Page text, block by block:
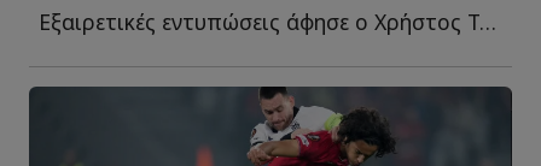
Εξαιρετικές εντυπώσεις άφησε ο Χρήστος Τζόλης στη φ...